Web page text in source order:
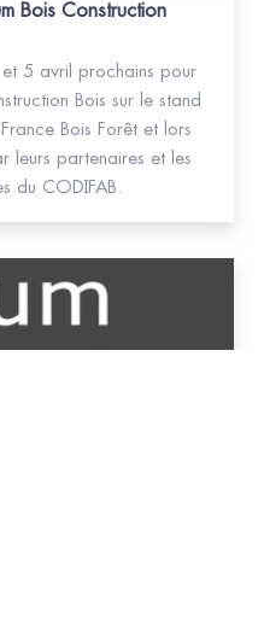
Bois Construction
5 avril prochains pour
Bois sur le stand
Bois Forêt et lors
leurs partenaires et les
du CODIFAB.